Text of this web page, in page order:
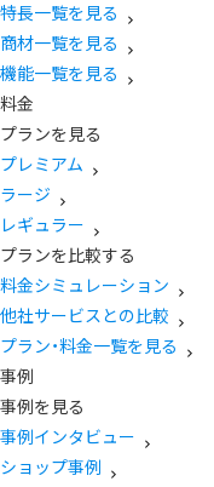
特長一覧を見る
商材一覧を見る
機能一覧を見る
料金
プランを見る
プレミアム
ラージ
レギュラー
プランを比較する
料金シミュレーション
他社サービスとの比較
プラン・料金一覧を見る
事例
事例を見る
事例インタビュー
ショップ事例